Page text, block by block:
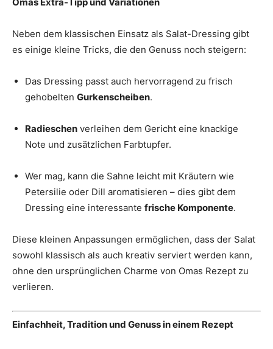
Neben dem klassischen Einsatz als Salat-Dressing gibt
es einige kleine Tricks, die den Genuss noch steigern:
Das Dressing passt auch hervorragend zu frisch
gehobelten Gurkenscheiben.
Radieschen verleihen dem Gericht eine knackige
Note und zusätzlichen Farbtupfer.
Wer mag, kann die Sahne leicht mit Kräutern wie
Petersilie oder Dill aromatisieren – dies gibt dem
Dressing eine interessante frische Komponente.
Diese kleinen Anpassungen ermöglichen, dass der Salat
sowohl klassisch als auch kreativ serviert werden kann,
ohne den ursprünglichen Charme von Omas Rezept zu
verlieren.
Einfachheit, Tradition und Genuss in einem Rezept